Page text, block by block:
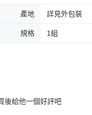
產地 詳見外包裝
規格 1組
後給他一個好評吧